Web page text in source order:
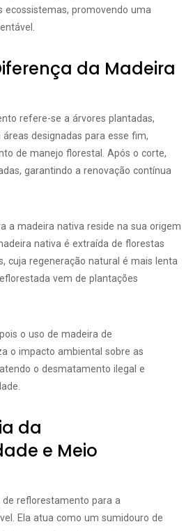
ecossistemas, promovendo uma
da Madeira
refere-se a árvores plantadas,
designadas para esse fim,
de manejo florestal. Após o corte,
garantindo a renovação contínua
a madeira nativa reside na sua origem
nativa é extraída de florestas
cuja regeneração natural é mais lenta
vem de plantações
o uso de madeira de
o impacto ambiental sobre as
o desmatamento ilegal e
da
e Meio
reflorestamento para a
Ela atua como um sumidouro de